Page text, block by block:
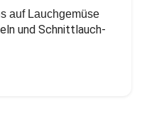
auf Lauchgemüse
und Schnittlauch-